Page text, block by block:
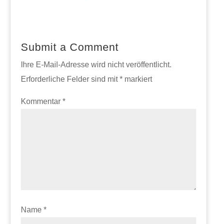
Submit a Comment
Ihre E-Mail-Adresse wird nicht veröffentlicht.
Erforderliche Felder sind mit*markiert
Kommentar *
Name *